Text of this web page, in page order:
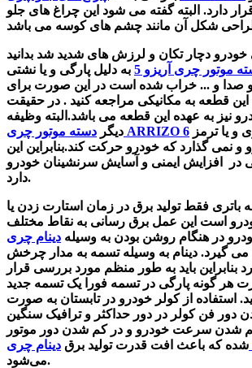
دارد. البته گفته می شود این چراغ های جلو
خودرو دچار تکان و لرزش های شدید شد بدانید
موتور چری آریزو 5
به دلیل پارگی و یا نشتی
صدا و ... خراب شده است در این صورت برای
این قطعه به مکانیکی مراجعه کنید . در حقیقت
نیز به عهده این قطعه می باشد.البته وظیفه
دیگر دسته موتور چری ARRIZO 6
و نمی گذارد که خودرو حرکت کند.بنابراین این
در
افزایش ایمنی و آسایش سرنشینان خودرو
دارد.
باتری فقط تولید برق در زمان استارت زدن یا
است این عمل برق رسانی به نقاط مختلف
در هنگام روشن بودن به وسیله دینام چری
گیرد. دینام به وسیله تسمه به مدار چرخش
بنابراین باید به طور منظم مورد بررسی قرار
هر گونه پارگی در تسمه فورا یک تسمه جدید
استفاده از کولر خودرو در تابستان به صورت
دور فن کولر در دور حداکثر و ترافیک سنگین
شدن سرعت خودرو و در کم شدن دور موتور
شده که باعث افت قدرت تولید برق
می‌شود.